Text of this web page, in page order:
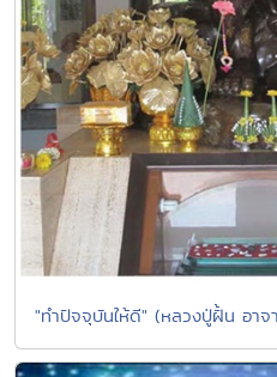
"ทำปัจจุบันให้ดี" (หลวงปู่ฝั้น อาจ